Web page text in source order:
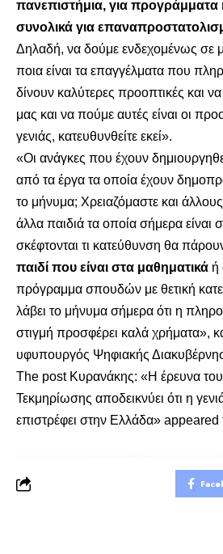
πανεπιστήμια, για προγράμματα
συνολικά για
Δηλαδή, να δούμε ενδεχομένως σε
ποια είναι τα επαγγέλματα που
δίνουν καλύτερες προοπτικές και
μας και να πούμε αυτές είναι οι
γενιάς, κατευθυνθείτε εκεί».
«Οι ανάγκες που έχουν
από τα έργα τα οποία έχουν
το μήνυμα; Χρειαζόμαστε και
άλλα παιδιά τα οποία σήμερα είναι
σκέφτονται τι κατεύθυνση θα
παιδί που είναι στα μαθηματικά ή
πρόγραμμα σπουδών με θετική
λάβει το μήνυμα σήμερα ότι η
στιγμή προσφέρει καλά χρήματα»,
υφυπουργός Ψηφιακής
The post Κυρανάκης: «Η έρευνα
Τεκμηρίωσης αποδεικνύει ότι η
επιστρέφει στην Ελλάδα» appeared